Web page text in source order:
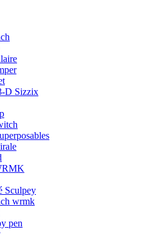
D Sizzix
Sculpey
wrmk
pen